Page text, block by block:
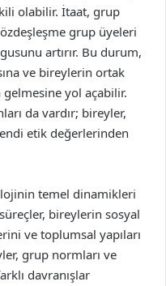
olabilir. İtaat, grup
grup üyeleri
artırır. Bu durum,
ve bireylerin ortak
yol açabilir.
da vardır; bireyler,
etik değerlerinden
temel dinamikleri
bireylerin sosyal
ve toplumsal yapıları
grup normları ve
davranışlar